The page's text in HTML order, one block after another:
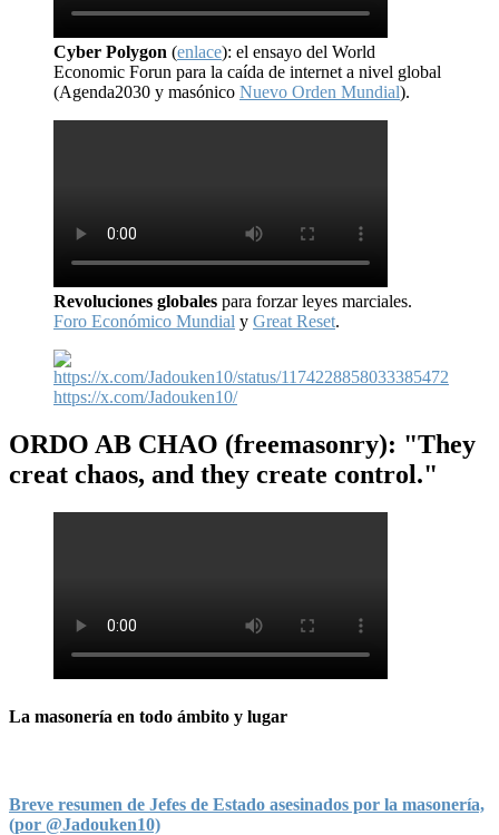
Cyber Polygon (enlace): el ensayo del World
Economic Forun para la caída de internet a nivel global
(Agenda2030 y masónico Nuevo Orden Mundial).
Revoluciones globales para forzar leyes marciales.
Foro Económico Mundial y Great Reset.
https://x.com/Jadouken10/
ORDO AB CHAO (freemasonry): "They
creat chaos, and they create control."
La masonería en todo ámbito y lugar
Breve resumen de Jefes de Estado asesinados por la masonería,
(por @Jadouken10)